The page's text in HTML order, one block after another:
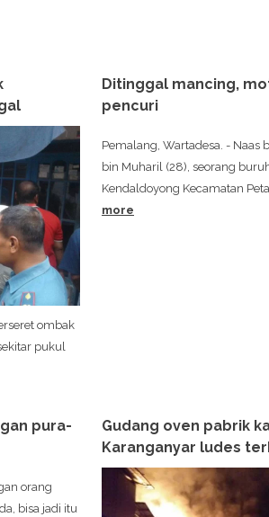
ombak
pukul
Ditinggal mancing,
pencuri
Pemalang, Wartadesa. - Naas
bin Muharil (28), seorang
Kendaldoyong Kecamatan
more
pura-
orang
bisa jadi itu
Gudang oven pabrik
Karanganyar ludes